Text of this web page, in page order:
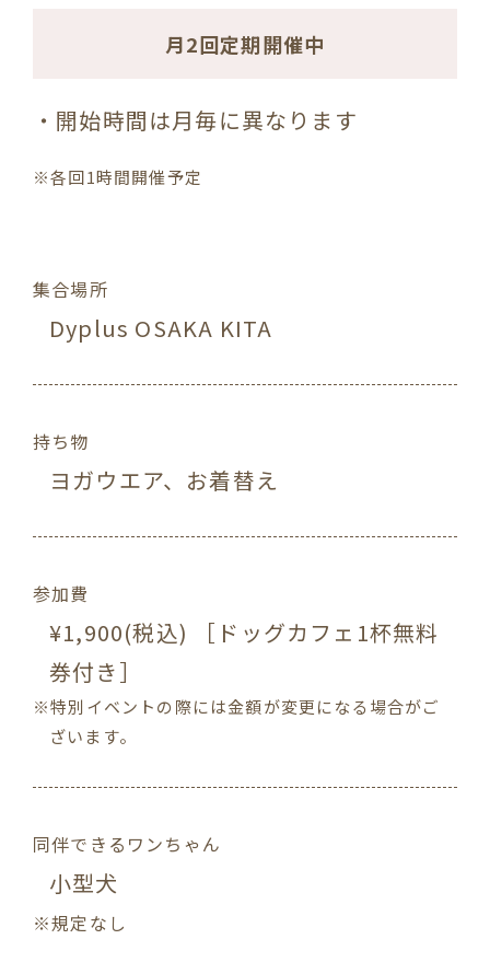
月2回定期開催中
・開始時間は月毎に異なります
※各回1時間開催予定
集合場所
Dyplus OSAKA KITA
持ち物
ヨガウエア、お着替え
参加費
¥1,900(税込) ［ドッグカフェ1杯無料
券付き］
※特別イベントの際には金額が変更になる場合がご
ざいます。
同伴できるワンちゃん
小型犬
※規定なし